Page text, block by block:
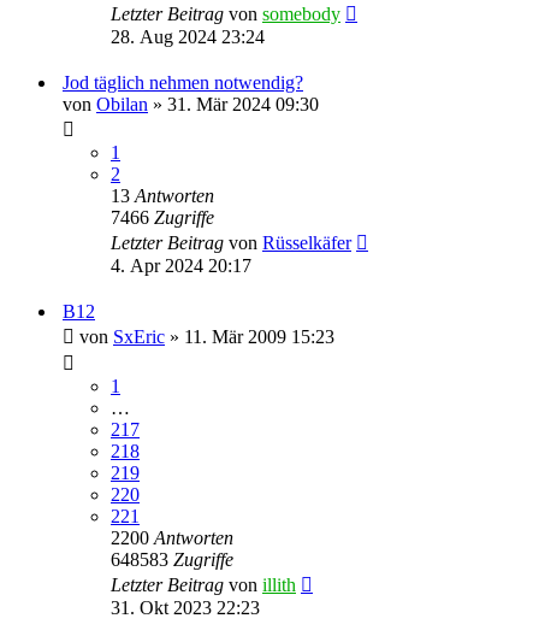
Letzter Beitrag von somebody
28. Aug 2024 23:24
Jod täglich nehmen notwendig?
von Obilan » 31. Mär 2024 09:30
1
2
13 Antworten
7466 Zugriffe
Letzter Beitrag von Rüsselkäfer
4. Apr 2024 20:17
B12
von SxEric » 11. Mär 2009 15:23
1
…
217
218
219
220
221
2200 Antworten
648583 Zugriffe
Letzter Beitrag von illith
31. Okt 2023 22:23